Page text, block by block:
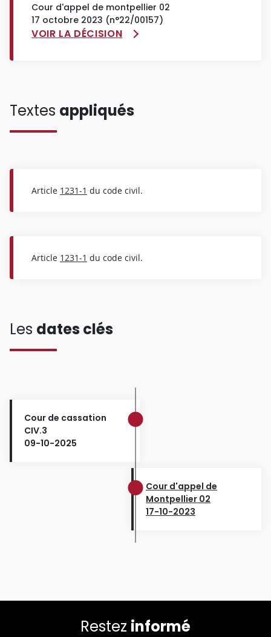
Cour d'appel de montpellier 02
17 octobre 2023 (n°22/00157)
VOIR LA DÉCISION
Textes appliqués
Article 1231-1 du code civil.
Article 1231-1 du code civil.
Les dates clés
Cour de cassation
CIV.3
09-10-2025
Cour d'appel de
Montpellier 02
17-10-2023
Restez informé